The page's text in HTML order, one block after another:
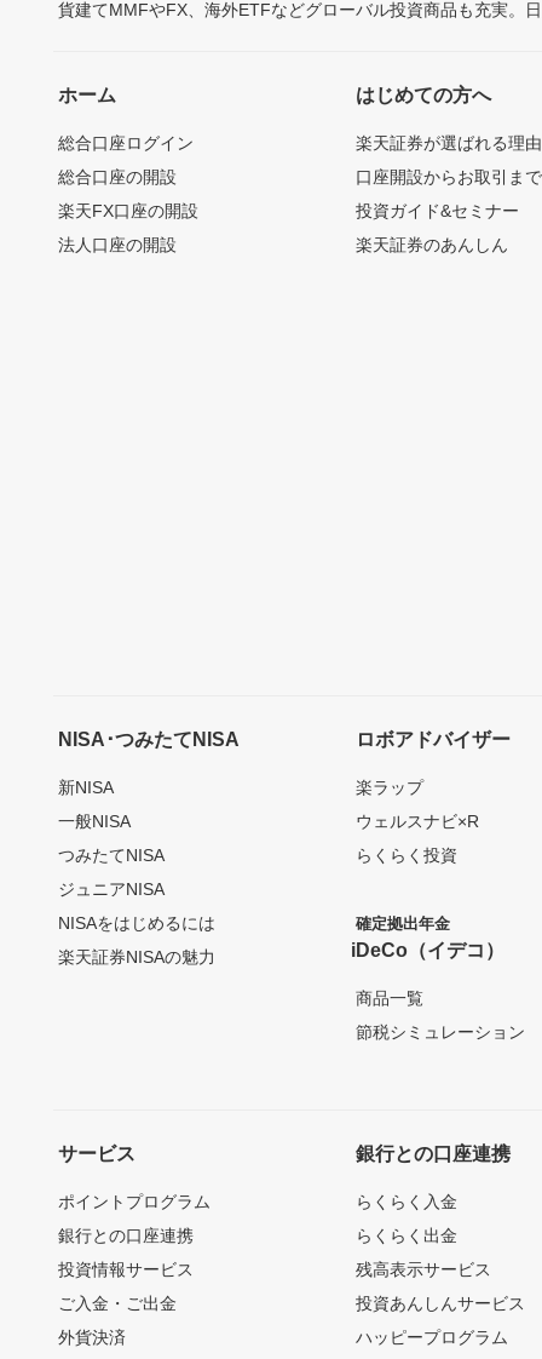
貨建てMMFやFX、海外ETFなどグローバル投資商品も充実。
ホーム
総合口座ログイン
総合口座の開設
楽天FX口座の開設
法人口座の開設
はじめての方へ
楽天証券が選ばれる理由
口座開設からお取引ま
投資ガイド&セミナー
楽天証券のあんしん
NISA･つみたてNISA
新NISA
一般NISA
つみたてNISA
ジュニアNISA
NISAをはじめるには
楽天証券NISAの魅力
ロボアドバイザー
楽ラップ
ウェルスナビ×R
らくらく投資
確定拠出年金
iDeCo（イデコ）
商品一覧
節税シミュレーション
サービス
ポイントプログラム
銀行との口座連携
投資情報サービス
ご入金・ご出金
外貨決済
銀行との口座連携
らくらく入金
らくらく出金
残高表示サービス
投資あんしんサービス
ハッピープログラム